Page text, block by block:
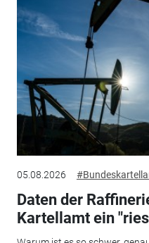
05.08.2026
Daten der
Kartellamt ein